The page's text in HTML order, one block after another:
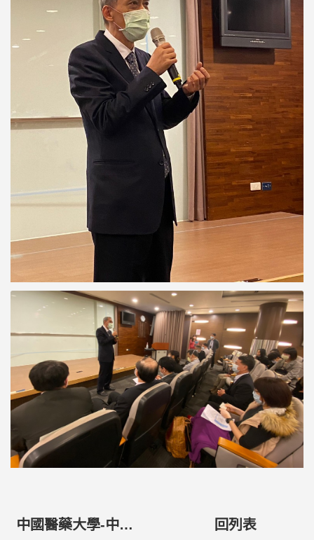
中國醫藥大學-中醫服務隊2023花蓮偏鄉義診成果 回列表